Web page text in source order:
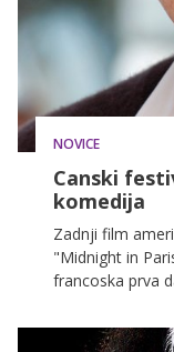
NOVICE
Canski
komedija
Zadnji film
"Midnight in
francoska prva
sredo.